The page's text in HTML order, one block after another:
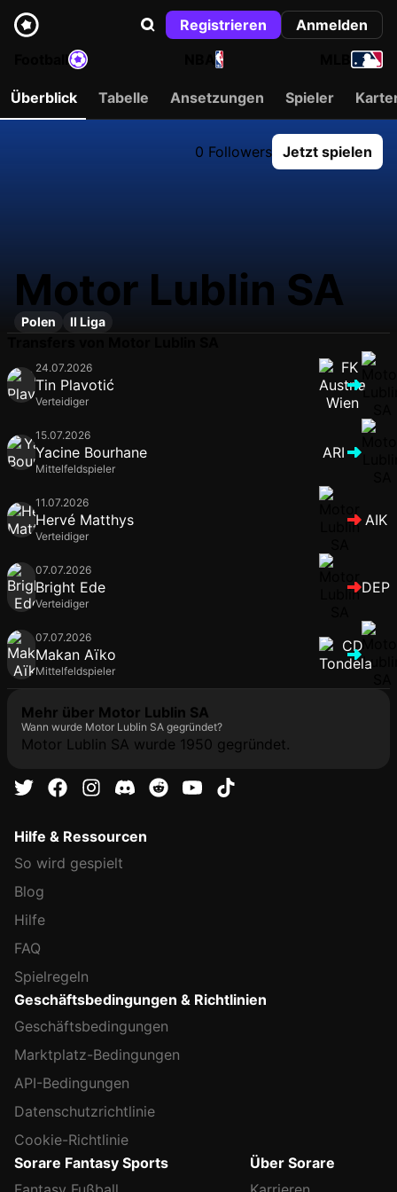
Registrieren
Anmelden
NBA
Überblick Tabelle Ansetzungen Spieler
0 Followers Jetzt spielen
Motor Lublin SA
Polen II Liga
24.07.2026
Tin Plavotić
Verteidiger
15.07.2026
Yacine Bourhane
Mittelfeldspieler
ARI
11.07.2026
Hervé Matthys
Verteidiger
AIK
07.07.2026
Bright Ede
Verteidiger
DEP
07.07.2026
Makan Aïko
Mittelfeldspieler
Mehr über Motor Lublin SA
Wann wurde Motor Lublin SA gegründet?
Motor Lublin SA wurde 1950 gegründet.
Hilfe & Ressourcen
So wird gespielt
Blog
Hilfe
FAQ
Spielregeln
Geschäftsbedingungen & Richtlinien
Geschäftsbedingungen
Marktplatz-Bedingungen
API-Bedingungen
Datenschutzrichtlinie
Cookie-Richtlinie
Sorare Fantasy Sports
Über Sorare